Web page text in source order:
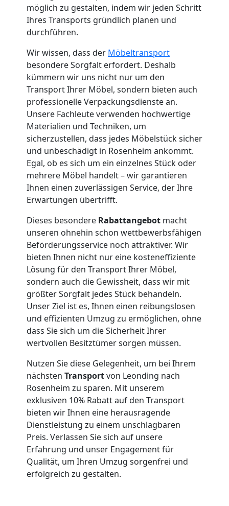
möglich zu gestalten, indem wir jeden Schritt
Ihres Transports gründlich planen und
durchführen.
Wir wissen, dass der Möbeltransport
besondere Sorgfalt erfordert. Deshalb
kümmern wir uns nicht nur um den
Transport Ihrer Möbel, sondern bieten auch
professionelle Verpackungsdienste an.
Unsere Fachleute verwenden hochwertige
Materialien und Techniken, um
sicherzustellen, dass jedes Möbelstück sicher
und unbeschädigt in Rosenheim ankommt.
Egal, ob es sich um ein einzelnes Stück oder
mehrere Möbel handelt – wir garantieren
Ihnen einen zuverlässigen Service, der Ihre
Erwartungen übertrifft.
Dieses besondere Rabattangebot macht
unseren ohnehin schon wettbewerbsfähigen
Beförderungsservice noch attraktiver. Wir
bieten Ihnen nicht nur eine kosteneffiziente
Lösung für den Transport Ihrer Möbel,
sondern auch die Gewissheit, dass wir mit
größter Sorgfalt jedes Stück behandeln.
Unser Ziel ist es, Ihnen einen reibungslosen
und effizienten Umzug zu ermöglichen, ohne
dass Sie sich um die Sicherheit Ihrer
wertvollen Besitztümer sorgen müssen.
Nutzen Sie diese Gelegenheit, um bei Ihrem
nächsten Transportvon Leonding nach
Rosenheim zu sparen. Mit unserem
exklusiven 10% Rabatt auf den Transport
bieten wir Ihnen eine herausragende
Dienstleistung zu einem unschlagbaren
Preis. Verlassen Sie sich auf unsere
Erfahrung und unser Engagement für
Qualität, um Ihren Umzug sorgenfrei und
erfolgreich zu gestalten.
Leonding
Umzug
und
Lagerung
Leonding
Full-
Service-
Umzug
Leonding
Qualitäts-
Umzüge
Leonding
Vereinsumzug
Leonding
Anfrage